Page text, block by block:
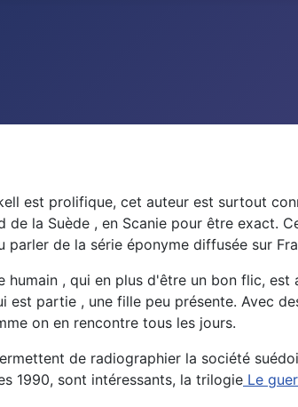
est prolifique, cet auteur est surtout
de la Suède , en Scanie pour être exact.
de la série éponyme diffusée sur
humain , qui en plus d'être un bon flic,
est partie , une fille peu présente. Avec
on en rencontre tous les jours.
de radiographier la société
1990, sont intéressants, la trilogie Le